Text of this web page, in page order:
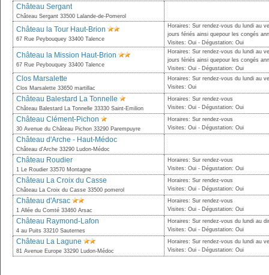
Château Sergant
Château Sergant 33500 Lalande-de-Pomerol
Château la Tour Haut-Brion
67 Rue Peybouquey 33400 Talence
Horaires: Sur rendez-vous du lundi au
jours fériés ainsi quepour les congés
Visites: Oui - Dégustation: Oui
Château la Mission Haut-Brion
67 Rue Peybouquey 33400 Talence
Horaires: Sur rendez-vous du lundi au
jours fériés ainsi quepour les congés
Visites: Oui - Dégustation: Oui
Clos Marsalette
Clos Marsalette 33650 martillac
Horaires: Sur rendez-vous du lundi au
Visites: Oui
Château Balestard La Tonnelle
Château Balestard La Tonnelle 33330 Saint-Emilion
Horaires: Sur rendez-vous
Visites: Oui - Dégustation: Oui
Château Clément-Pichon
30 Avenue du Château Pichon 33290 Parempuyre
Horaires: Sur rendez-vous
Visites: Oui - Dégustation: Oui
Château d'Arche - Haut-Médoc
Château d'Arche 33290 Ludon-Médoc
Château Roudier
1 Le Roudier 33570 Montagne
Horaires: Sur rendez-vous
Visites: Oui - Dégustation: Oui
Château La Croix du Casse
Château La Croix du Casse 33500 pomerol
Horaires: Sur rendez-vous
Visites: Oui - Dégustation: Oui
Château d'Arsac
1 Allée du Comté 33460 Arsac
Horaires: Sur rendez-vous
Visites: Oui - Dégustation: Oui
Château Raymond-Lafon
4 au Puits 33210 Sauternes
Horaires: Sur rendez-vous du lundi au
Visites: Oui - Dégustation: Oui
Château La Lagune
81 Avenue Europe 33290 Ludon-Médoc
Horaires: Sur rendez-vous du lundi au
Visites: Oui - Dégustation: Oui